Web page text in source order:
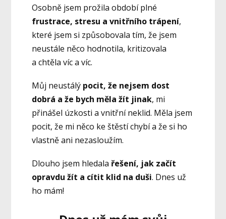
Osobně jsem prožila období plné
frustrace, stresu a vnitřního trápení,
které jsem si způsobovala tím, že jsem
neustále něco hodnotila, kritizovala
a chtěla víc a víc.
Můj neustálý pocit, že nejsem dost
dobrá a že bych měla žít jinak, mi
přinášel úzkosti a vnitřní neklid. Měla jsem
pocit, že mi něco ke štěstí chybí a že si ho
vlastně ani nezasloužím.
Dlouho jsem hledala řešení, jak začít
opravdu žít a cítit klid na duši. Dnes už
ho mám!